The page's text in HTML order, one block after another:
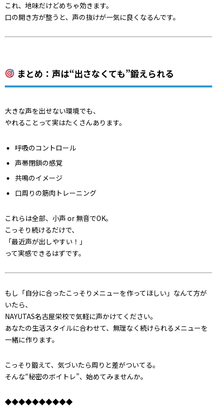
これ、地味だけどめちゃ効きます。
口の開き方が整うと、声の抜けが一気に良くなるんです。
まとめ：声は“出さなくても”鍛えられる
大きな声を出せない環境でも、
やれることって実はたくさんあります。
呼吸のコントロール
声帯閉鎖の感覚
共鳴のイメージ
口周りの筋肉トレーニング
これらは全部、小声 or 無音でOK。
こっそり続けるだけで、
「最近声が出しやすい！」
って実感できるはずです。
もし「自分に合ったこっそりメニューを作ってほしい」なんて方が
いたら、
NAYUTAS名古屋栄校で気軽に声かけてください。
あなたの生活スタイルに合わせて、無理なく続けられるメニューを
一緒に作ります。
こっそり鍛えて、気づいたら周りと差がついてる。
そんな“秘密のボイトレ”、始めてみませんか。
◆◆◆◆◆◆◆◆◆◆